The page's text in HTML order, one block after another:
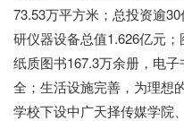
73.53万平方米；总投资逾
研仪器设备总值1.626亿元
纸质图书167.3万余册，电
全；生活设施完善，为理想
学校下设中广天择传媒学院